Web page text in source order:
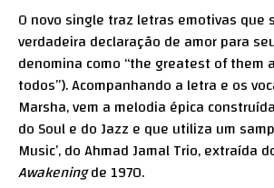
O novo single traz letras emotivas que
verdadeira declaração de amor para
denomina como “the greatest of them
todos”). Acompanhando a letra e os
Marsha, vem a melodia épica
do Soul e do Jazz e que utiliza um
Music’, do Ahmad Jamal Trio, extraída
Awakeningde 1970.